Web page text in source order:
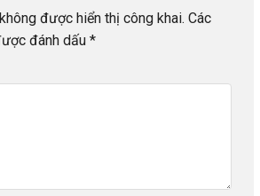
được hiển thị công khai. Các
đánh dấu *